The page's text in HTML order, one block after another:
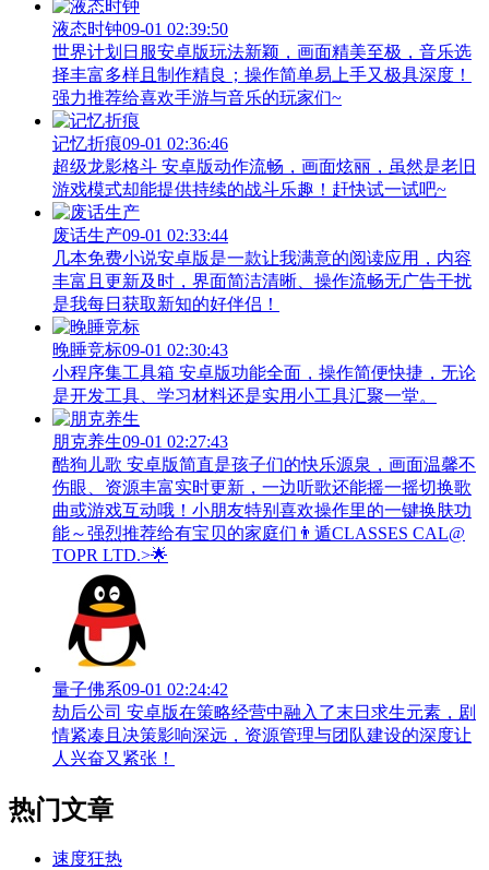
液态时钟09-01 02:39:50
世界计划日服安卓版玩法新颖，画面精美至极，音乐选
择丰富多样且制作精良；操作简单易上手又极具深度！
强力推荐给喜欢手游与音乐的玩家们~
记忆折痕09-01 02:36:46
超级龙影格斗 安卓版动作流畅，画面炫丽，虽然是老旧
游戏模式却能提供持续的战斗乐趣！赶快试一试吧~
废话生产09-01 02:33:44
几本免费小说安卓版是一款让我满意的阅读应用，内容
丰富且更新及时，界面简洁清晰、操作流畅无广告干扰
是我每日获取新知的好伴侣！
晚睡竞标09-01 02:30:43
小程序集工具箱 安卓版功能全面，操作简便快捷，无论
是开发工具、学习材料还是实用小工具汇聚一堂。
朋克养生09-01 02:27:43
酷狗儿歌 安卓版简直是孩子们的快乐源泉，画面温馨不
伤眼、资源丰富实时更新，一边听歌还能摇一摇切换歌
曲或游戏互动哦！小朋友特别喜欢操作里的一键换肤功
能～强烈推荐给有宝贝的家庭们👨‍遁️CLASSES CAL@
TOPR LTD.>🌟
量子佛系09-01 02:24:42
劫后公司 安卓版在策略经营中融入了末日求生元素，剧
情紧凑且决策影响深远，资源管理与团队建设的深度让
人兴奋又紧张！
热门文章
速度狂热